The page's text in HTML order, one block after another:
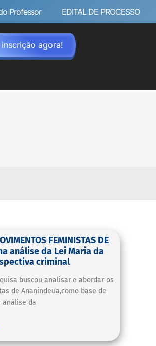
Professor EDITAL DE PROCESSO
agora!
FEMINISTAS DE
análise da Lei Maria da
criminal
buscou analisar e abordar os
de Ananindeua,como base de
análise da